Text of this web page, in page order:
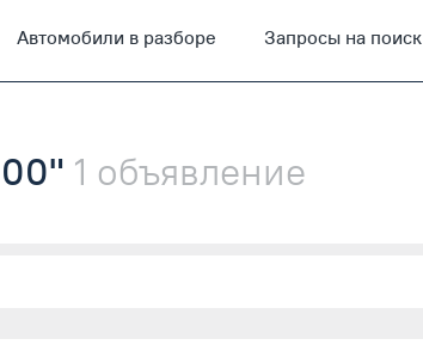
Автомобили в разборе Запросы на поиск
1 объявление